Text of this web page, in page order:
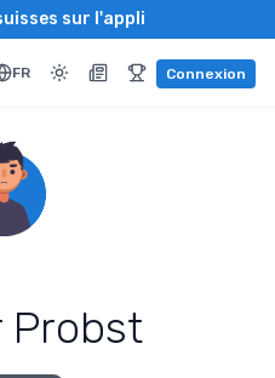
sur l'appli
FR Connexion
Probst